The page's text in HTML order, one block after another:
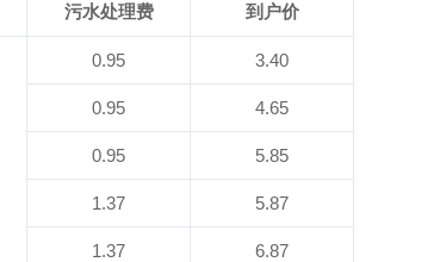
污水处理费 到户价
0.95 3.40
0.95 4.65
0.95 5.85
1.37 5.87
1.37 6.87